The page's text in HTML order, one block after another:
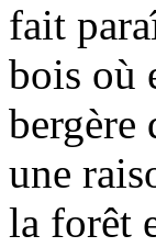
fait
bois où
bergère
une
la forêt